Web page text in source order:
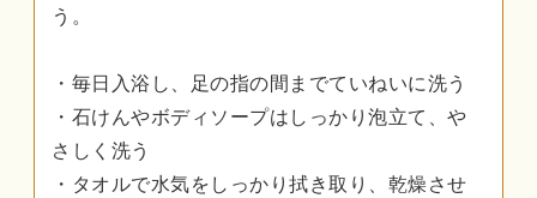
う。
・毎日入浴し、足の指の間までていねいに洗う
・石けんやボディソープはしっかり泡立て、や
さしく洗う
・タオルで水気をしっかり拭き取り、乾燥させ